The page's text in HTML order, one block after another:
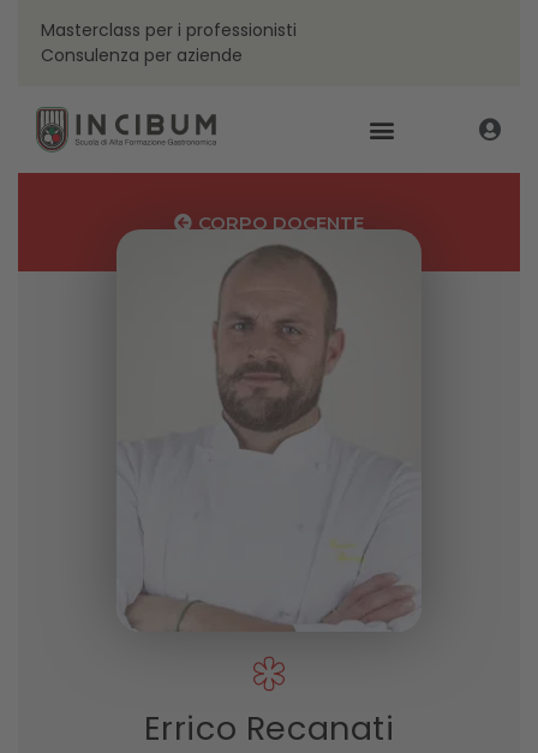
Masterclass per i professionisti
Consulenza per aziende
CORPO DOCENTE
Errico Recanati